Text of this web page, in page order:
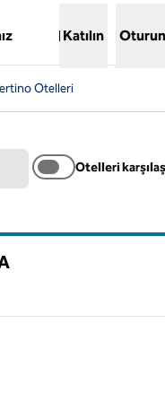
Katılın
Otelleri
Otelleri